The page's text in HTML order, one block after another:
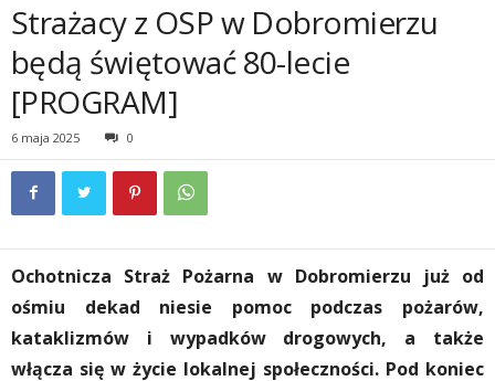
Strażacy z OSP w Dobromierzu
będą świętować 80-lecie
[PROGRAM]
6 maja 2025 0
Ochotnicza Straż Pożarna w Dobromierzu już od
ośmiu dekad niesie pomoc podczas pożarów,
kataklizmów i wypadków drogowych, a także
włącza się w życie lokalnej społeczności. Pod koniec